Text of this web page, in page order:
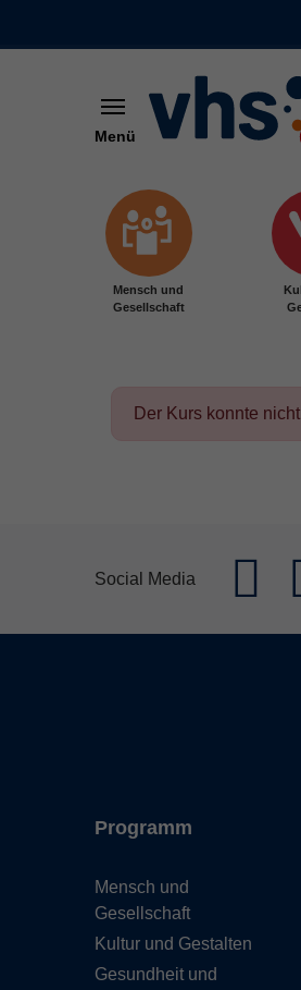
Menü
Mensch und
Gesellschaft
Der Kurs konnte
Social Media
Programm
Mensch und
Gesellschaft
Kultur und Gestalten
Gesundheit und